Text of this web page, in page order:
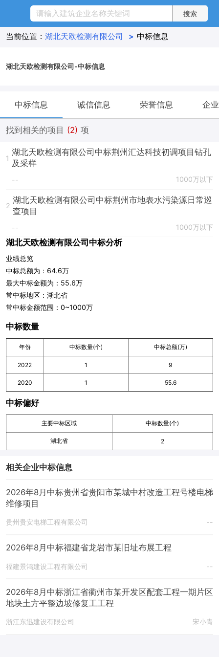
当前位置： 湖北天欧检测有限公司 > 中标信息
湖北天欧检测有限公司-中标信息
中标信息 诚信信息 荣誉信息 企
找到相关的项目 (2) 项
1
湖北天欧检测有限公司中标荆州汇达科技初调项目钻孔
及采样
-- 1000万以下
2
湖北天欧检测有限公司中标荆州市地表水污染源日常巡
查项目
-- 1000万以下
湖北天欧检测有限公司中标分析
业绩总览
中标总额为：64.6万
最大中标金额为：55.6万
常中标地区：湖北省
常中标金额范围：0~1000万
中标数量
年份 中标数量(个) 中标总额(万)
2022 1 9
2020 1 55.6
中标偏好
主要中标区域 中标数量(个)
湖北省 2
相关企业中标信息
2026年8月中标贵州省贵阳市某城中村改造工程号楼电梯
维修项目
贵州贵安电梯工程有限公司 --
2026年8月中标福建省龙岩市某旧址布展工程
福建景鸿建设工程有限公司 --
2026年8月中标浙江省衢州市某开发区配套工程一期片区
地块土方平整边坡修复工工程
浙江东迅建设有限公司 宋小青